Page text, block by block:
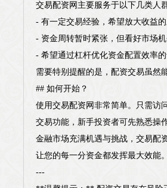
交易配资网主要服务于以下几类人
- 有一定交易经验，希望放大收益
- 资金周转暂时紧张，但看好市场
- 希望通过杠杆优化资金配置效率
需要特别提醒的是，配资交易虽然
## 如何开始？
使用交易配资网非常简单。只需访
交易功能，新手投资者可先熟悉操
金融市场充满机遇与挑战，交易配
让您的每一分资金都发挥最大效能。
---